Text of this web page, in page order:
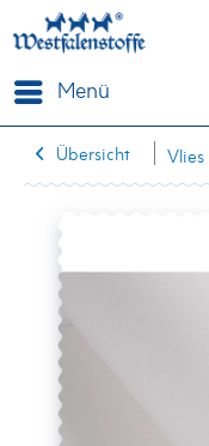
Menü
Übersicht Vlies